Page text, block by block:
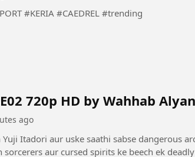
#LOL #ESPORT #KERIA #CAEDREL #trending
720p HD by Wahhab Alyan
ago
Yuji Itadori aur uske saathi sabse dangerous
sorcerers aur cursed spirits ke beech ek